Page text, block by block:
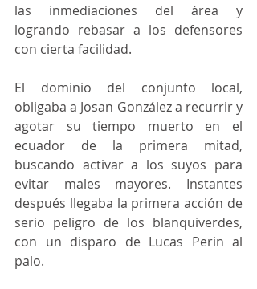
las inmediaciones del área y
logrando rebasar a los defensores
con cierta facilidad.
El dominio del conjunto local,
obligaba a Josan González a recurrir y
agotar su tiempo muerto en el
ecuador de la primera mitad,
buscando activar a los suyos para
evitar males mayores. Instantes
después llegaba la primera acción de
serio peligro de los blanquiverdes,
con un disparo de Lucas Perin al
palo.